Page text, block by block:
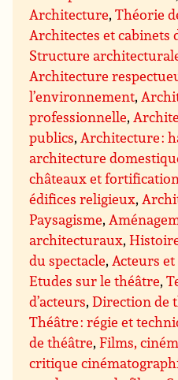
Architecture,Théorie
Architectes et cabinets
Structure
Architecture
l’environnement,
professionnelle,
publics,Architecture :
architecture
châteaux et
édifices religieux,
Paysagisme,
architecturaux,
du spectacle,Acteurs
Etudes sur le théâtre,
d’acteurs,Direction de
Théâtre : régie et
de théâtre,Films,
critique